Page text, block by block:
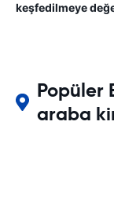
keşfedilmeye
Popüler
araba